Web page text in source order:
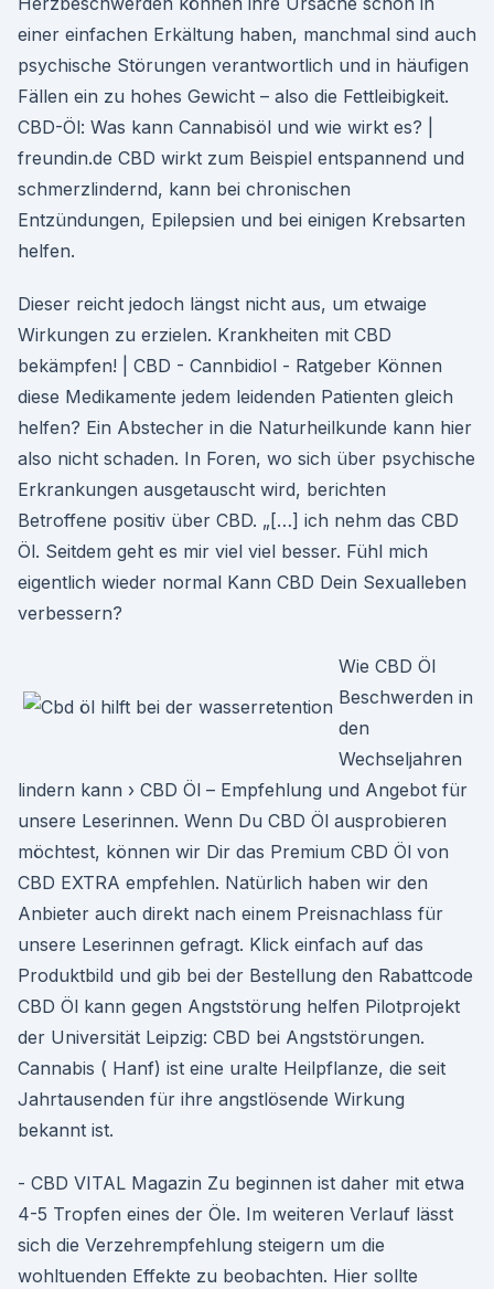
einer einfachen Erkältung haben, manchmal sind auch
psychische Störungen verantwortlich und in häufigen
Fällen ein zu hohes Gewicht – also die Fettleibigkeit.
CBD-Öl: Was kann Cannabisöl und wie wirkt es? |
freundin.de CBD wirkt zum Beispiel entspannend und
schmerzlindernd, kann bei chronischen
Entzündungen, Epilepsien und bei einigen Krebsarten
helfen.
Dieser reicht jedoch längst nicht aus, um etwaige
Wirkungen zu erzielen. Krankheiten mit CBD
bekämpfen! | CBD - Cannbidiol - Ratgeber Können
diese Medikamente jedem leidenden Patienten gleich
helfen? Ein Abstecher in die Naturheilkunde kann hier
also nicht schaden. In Foren, wo sich über psychische
Erkrankungen ausgetauscht wird, berichten
Betroffene positiv über CBD. „[…] ich nehm das CBD
Öl. Seitdem geht es mir viel viel besser. Fühl mich
eigentlich wieder normal Kann CBD Dein Sexualleben
verbessern?
Wie CBD Öl
Beschwerden in
den
Wechseljahren
lindern kann › CBD Öl – Empfehlung und Angebot für
unsere Leserinnen. Wenn Du CBD Öl ausprobieren
möchtest, können wir Dir das Premium CBD Öl von
CBD EXTRA empfehlen. Natürlich haben wir den
Anbieter auch direkt nach einem Preisnachlass für
unsere Leserinnen gefragt. Klick einfach auf das
Produktbild und gib bei der Bestellung den Rabattcode
CBD Öl kann gegen Angststörung helfen Pilotprojekt
der Universität Leipzig: CBD bei Angststörungen.
Cannabis ( Hanf) ist eine uralte Heilpflanze, die seit
Jahrtausenden für ihre angstlösende Wirkung
bekannt ist.
- CBD VITAL Magazin Zu beginnen ist daher mit etwa
4-5 Tropfen eines der Öle. Im weiteren Verlauf lässt
sich die Verzehrempfehlung steigern um die
wohltuenden Effekte zu beobachten. Hier sollte